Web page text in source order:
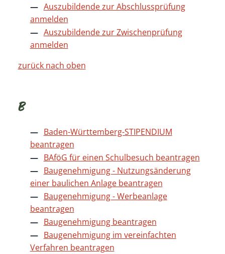
Auszubildende zur Abschlussprüfung
anmelden
Auszubildende zur Zwischenprüfung
anmelden
zurück nach oben
B
Baden-Württemberg-STIPENDIUM
beantragen
BAföG für einen Schulbesuch beantragen
Baugenehmigung - Nutzungsänderung
einer baulichen Anlage beantragen
Baugenehmigung - Werbeanlage
beantragen
Baugenehmigung beantragen
Baugenehmigung im vereinfachten
Verfahren beantragen